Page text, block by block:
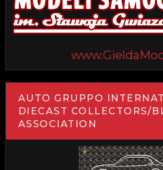
AUTO GRUPPO
DIECAST COLLECTORS/
ASSOCIATION